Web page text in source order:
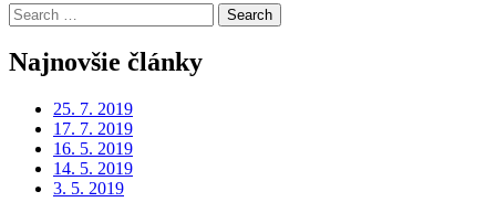
Search
for:
Najnovšie články
25. 7. 2019
17. 7. 2019
16. 5. 2019
14. 5. 2019
3. 5. 2019